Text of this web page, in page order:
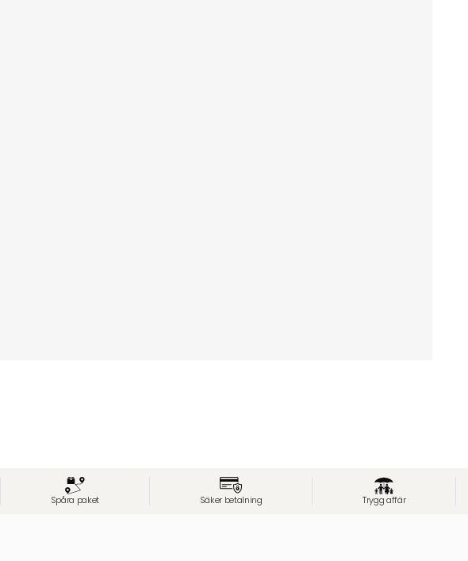
Spåra paket Säker betalning Trygg affär